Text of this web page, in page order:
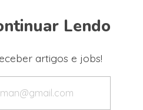
Lendo
artigos e jobs!